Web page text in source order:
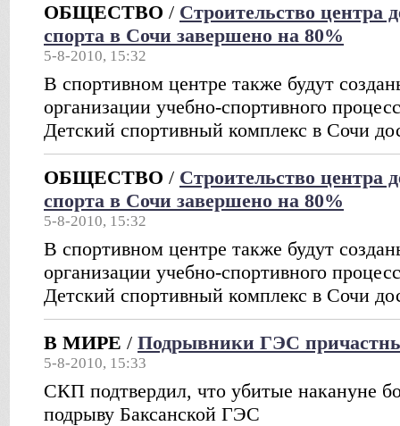
ОБЩЕСТВО / Строительство центра
спорта в Сочи завершено на 80%
5-8-2010, 15:32
В спортивном центре также будут
организации учебно-спортивного
Детский спортивный комплекс в Сочи
ОБЩЕСТВО / Строительство центра
спорта в Сочи завершено на 80%
5-8-2010, 15:32
В спортивном центре также будут
организации учебно-спортивного
Детский спортивный комплекс в Сочи
В МИРЕ / Подрывники ГЭС
5-8-2010, 15:33
СКП подтвердил, что убитые накануне
подрыву Баксанской ГЭС